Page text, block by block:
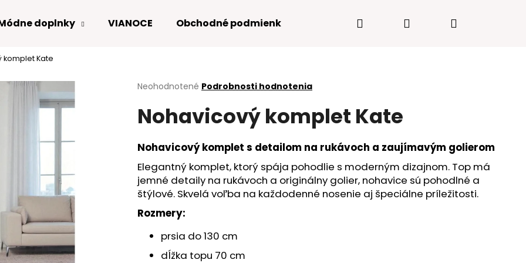
doplnky VIANOCE Obchodné podmienky Kontakty Hľadať PrihlásenieNákupný
komplet Kate
Priemerné
produktu
je
z
5
hviezdičiek.
Neohodnotené Podrobnosti hodnotenia
Nohavicový komplet Kate
Nohavicový komplet s detailom na rukávoch a zaujímavým golierom
Elegantný komplet, ktorý spája pohodlie s moderným dizajnom. Top má
jemné detaily na rukávoch a originálny golier, nohavice sú pohodlné a
štýlové. Skvelá voľba na každodenné nosenie aj špeciálne príležitosti.
Rozmery:
prsia do 130 cm
dĺžka topu 70 cm
Čo potrebujete nájsť?
HĽADAŤ